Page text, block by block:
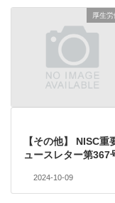
厚生
【その他】 NISC重
ュースレター第367
2024-10-09